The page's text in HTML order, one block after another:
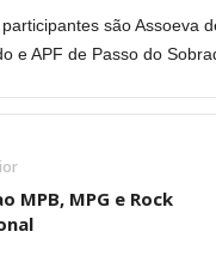
são Assoeva
e APF de Passo do
MPB, MPG e Rock